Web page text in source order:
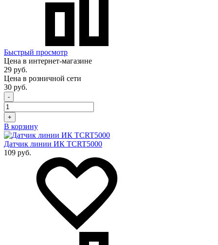
Быстрый просмотр
Цена в интернет-магазине
29 руб.
Цена в розничной сети
30 руб.
-
+
В корзину
Датчик линии ИК TCRT5000
109 руб.